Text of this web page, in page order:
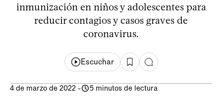
inmunización en niños y adolescentes para
reducir contagios y casos graves de
coronavirus.
Escuchar
4 de marzo de 2022 - 5 minutos de lectura